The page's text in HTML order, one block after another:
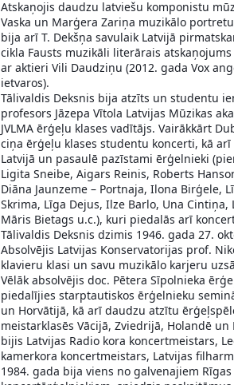
Atskaņojis daudzu latviešu komponistu
Vaska un Marģera Zariņa muzikālo
bija arī T. Dekšņa savulaik Latvijā
cikla Fausts muzikāli literārais
ar aktieri Vili Daudziņu (2012. gada Vox
ietvaros).
Tālivaldis Deksnis bija atzīts un studentu
profesors Jāzepa Vītola Latvijas Mūzikas
JVLMA ērģeļu klases vadītājs. Vairākkārt
ciņa ērģeļu klases studentu koncerti, kā
Latvijā un pasaulē pazīstami ērģelnieki
Ligita Sneibe, Aigars Reinis, Roberts
Diāna Jaunzeme – Portnaja, Ilona Birģele,
Skrima, Līga Dejus, Ilze Barlo, Una Cintiņa,
Māris Bietags u.c.), kuri piedalās arī
Tālivaldis Deksnis dzimis 1946. gada 27.
Absolvējis Latvijas Konservatorijas prof.
klavieru klasi un savu muzikālo karjeru
Vēlāk absolvējis doc. Pētera Sīpolnieka
piedalījies starptautiskos ērģelnieku
un Horvātijā, kā arī daudzu atzītu
meistarklasēs Vācijā, Zviedrijā, Holandē
bijis Latvijas Radio kora koncertmeistars,
kamerkora koncertmeistars, Latvijas
1984. gada bija viens no galvenajiem Rīgas